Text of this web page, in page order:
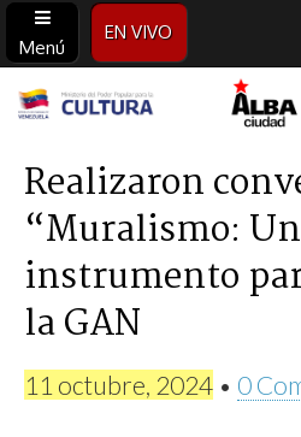
Menú
EN VIVO
Alba
Ciudad
96.3
FM
Realizaron
“Muralismo: Un
instrumento
la GAN
11 octubre, 2024 • 0